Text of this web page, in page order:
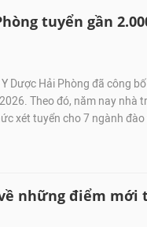
tuyển gần
Dược Hải Phòng đã công
Theo đó, năm nay nhà
xét tuyển cho 7 ngành đào
những điểm mới